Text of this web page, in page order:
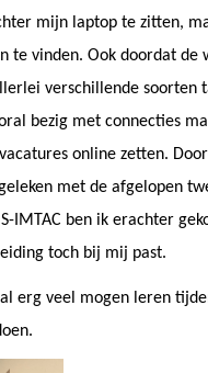
mijn laptop te zitten,
te vinden. Ook doordat
verschillende soorten
bezig met connecties
online zetten.
met de afgelopen
IMTAC ben ik erachter
toch bij mij past.
erg veel mogen leren